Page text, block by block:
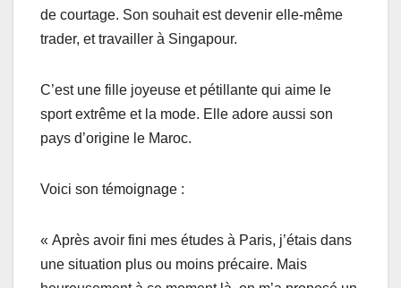
de courtage. Son souhait est devenir elle-même
trader, et travailler à Singapour.
C’est une fille joyeuse et pétillante qui aime le
sport extrême et la mode. Elle adore aussi son
pays d’origine le Maroc.
Voici son témoignage :
« Après avoir fini mes études à Paris, j’étais dans
une situation plus ou moins précaire. Mais